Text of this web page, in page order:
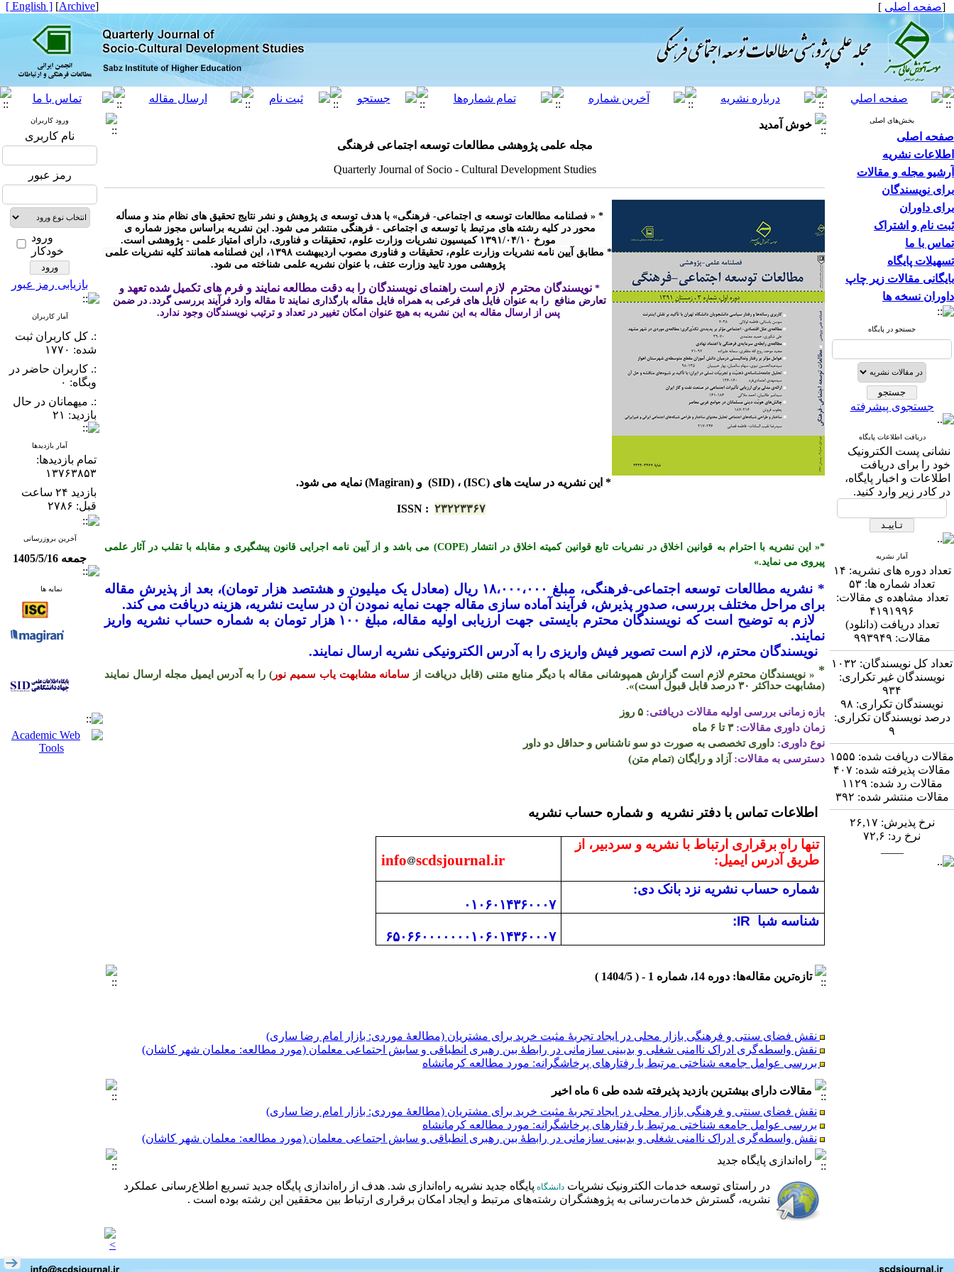
[صفحه اصلی ]
[
Archive
]
[ English ]
بخش‌های اصلی
صفحه اصلی
اطلاعات نشریه
آرشیو مجله و مقالات
برای نویسندگان
برای داوران
ثبت نام و اشتراک
تماس با ما
تسهیلات پایگاه
بایگانی مقالات زیر چاپ
داوران نسخه ها
جستجو در پایگاه
جستجوی پیشرفته
دریافت اطلاعات پایگاه
نشانی پست الكترونیک
خود را برای دریافت
اطلاعات و اخبار پایگاه،
در كادر زیر وارد كنید.
آمار نشریه
تعداد دوره های نشریه: ۱۴
تعداد شماره ها: ۵۳
تعداد مشاهده ی مقالات:
۴۱۹۱۹۹۶
تعداد دریافت (دانلود)
مقالات: ۹۹۳۹۴۹
تعداد کل نویسندگان: ۱۰۳۲
نویسندگان غیر تکراری:
۹۳۴
نویسندگان تکراری: ۹۸
درصد نویسندگان تکراری:
۹
مقالات دریافت شده: ۱۵۵۵
مقالات پذیرفته شده: ۴۰۷
مقالات رد شده: ۱۱۲۹
مقالات منتشر شده: ۳۹۲
نرخ پذیرش: ۲۶,۱۷
نرخ رد: ۷۲,۶
خوش آمدید
مجله علمی پژوهشی مطالعات توسعه اجتماعی فرهنگی
Quarterly Journal of Socio - Cultural Development Studies
پژوهشی مورد تایید وزارت عتف، با عنوان نشریه علمی شناخته می شود.
* نویسندگان محترم  لازم است راهنمای نویسندگان را به دقت مطالعه نمایند و فرم های تکمیل شده تعهد
تعارض منافع  را به عنوان فایل های فرعی به همراه فایل مقاله بارگذاری نمایند تا مقاله وارد فرآیند بررسی گردد. در ضمن
پس از ارسال مقاله به این نشریه به هیچ عنوان امکان تغییر در تعداد و ترتیب نویسندگان وجود ندارد.
* این نشریه در سایت های (ISC) ، (SID) و (Magiran) نمایه می شود.
ISSN : ۲۳۲۲۳۳۶۷
*« این نشریه با احترام به قوانین اخلاق در نشریات تابع قوانین کمیته اخلاق در انتشار (COPE) می باشد و از آیین نامه اجرایی قانون پیشگیری و مقابله با تقلب در آثار علمی
پیروی می نماید.»
* نشریه مطالعات توسعه اجتماعی-
فرهنگی، مبلغ ۱۸،۰۰۰،۰۰۰ ریال (معادل یک میلیون و هشتصد هزار تومان)، بعد از پذیرش مقاله
برای مراحل مختلف بررسی، صدور پذیرش، فرآیند آماده سازی مقاله جهت نمایه نمودن آن در سایت نشریه، هزینه دریافت می­ کند.
لازم به توضیح است که نویسندگان محترم بایستی جهت ارزیابی اولیه مقاله، مبلغ ۱۰۰ هزار تومان به شماره حساب نشریه واریز
نمایند.
نویسندگان محترم، لازم است تصویر فیش واریزی را به آدرس الکترونیکی نشریه ارسال نمایند.
* « نویسندگان محترم لازم است گزارش همپوشانی مقاله با دیگر منابع متنی (قابل دریافت از سامانه مشابهت یاب سمیم نور) را به آدرس ایمیل مجله ارسال نمایند
(مشابهت حداکثر
۳۰ درصد قابل قبول است)«
.
بازه زمانی بررسی اولیه مقالات دریافتی: ۵ روز
زمان داوری مقالات:۳ تا ۶ ماه
نوع داوری: داوری تخصصی به صورت دو سو ناشناس و حداقل دو داور
دسترسی به مقالات: آزاد و رایگان (تمام متن)
اطلاعات تماس با دفتر نشریه و شماره حساب نشریه
تنها راه برقراری ارتباط با نشریه و سردبیر، از
طریق آدرس ایمیل:
info scdsjournal.ir
شماره حساب نشریه نزد بانک دی:
۰۱۰۶۰۱۴۳۶۰۰۰۷
شناسه شبا :IR
۶۵۰۶۶۰۰۰۰۰۰۰۱۰۶۰۱۴۳۶۰۰۰۷
تازه‌ترین مقاله‌ها: دوره 14، شماره 1 - ( 1404/5 )
نقش فضای سنتی و فرهنگی بازار محلی در ایجاد تجربۀ مثبت خرید برای مشتریان (مطالعۀ موردی: بازار امام رضا ساری)
نقش واسطه‌گری ادراک ناامنی شغلی و بدبینی سازمانی در رابطۀ بین رهبری انطباقی و سایش اجتماعی معلمان (مورد مطالعه: معلمان شهر کاشان)
بررسی عوامل جامعه شناختی مرتبط با رفتارهای پرخاشگرانه: مورد مطالعه کرمانشاه
نقش فضای سنتی و فرهنگی بازار محلی در ایجاد تجربۀ مثبت خرید برای مشتریان (مطالعۀ موردی: بازار امام رضا ساری)
نقش واسطه‌گری ادراک ناامنی شغلی و بدبینی سازمانی در رابطۀ بین رهبری انطباقی و سایش اجتماعی معلمان (مورد مطالعه: معلمان شهر کاشان)
بررسی عوامل جامعه شناختی مرتبط با رفتارهای پرخاشگرانه: مورد مطالعه کرمانشاه
مقالات دارای بیشترین بازدید پذیرفته شده طی 6 ماه اخیر
نقش فضای سنتی و فرهنگی بازار محلی در ایجاد تجربۀ مثبت خرید برای مشتریان (مطالعۀ موردی: بازار امام رضا ساری)
بررسی عوامل جامعه شناختی مرتبط با رفتارهای پرخاشگرانه: مورد مطالعه کرمانشاه
نقش واسطه‌گری ادراک ناامنی شغلی و بدبینی سازمانی در رابطۀ بین رهبری انطباقی و سایش اجتماعی معلمان (مورد مطالعه: معلمان شهر کاشان)
راه‌اندازی پایگاه جدید
در راستای توسعه خدمات الکترونیک نشریات دانشگاه پایگاه جدید نشریه راه‌اندازی شد. هدف از راه‌اندازی پایگاه جدید تسریع اطلاع‌رسانی عملکرد
نشریه، گسترش خدمات‌رسانی به پژوهشگران رشته‌های مرتبط و ایجاد امکان برقراری ارتباط بین محققین این رشته بوده است .
ورود کاربران
نام کاربری
رمز عبور
ورود
خودکار
بازیابی رمز عبور
آمار کاربران
:. کل کاربران ثبت
شده: ۱۷۷۰
:. کاربران حاضر در
وبگاه: ۰
:. میهمانان در حال
بازدید: ۲۱
آمار بازدیدها
تمام بازدید‌ها:
۱۳۷۶۳۸۵۳
بازدید ۲۴ ساعت
قبل: ۲۷۸۶
آخرین بروزرسانی
جمعه 1405/5/16
نمایه ها